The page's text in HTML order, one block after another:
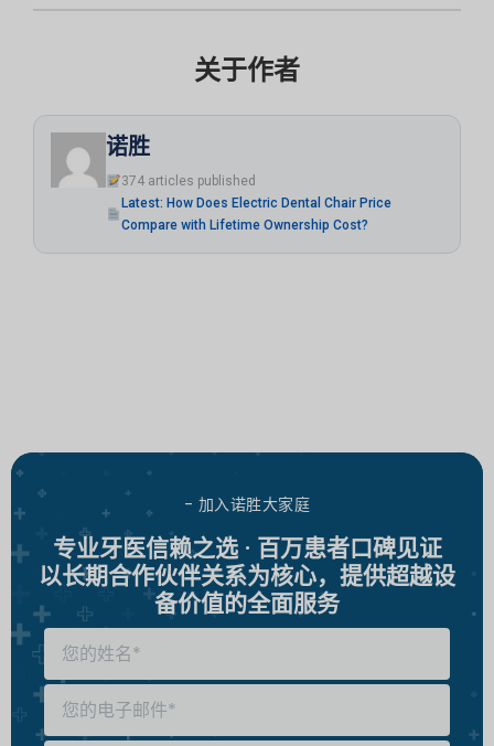
关于作者
诺胜
374 articles published
Latest: How Does Electric Dental Chair Price
Compare with Lifetime Ownership Cost?
- 加入诺胜大家庭
专业牙医信赖之选 · 百万患者口碑见证
以长期合作伙伴关系为核心，提供超越设
备价值的全面服务